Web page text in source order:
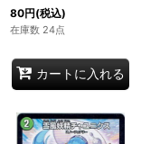
80円(税込)
在庫数 24点
カートに入れる